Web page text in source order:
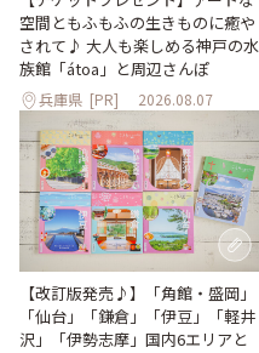
空間ともふもふの生きものに癒や
されて♪ 大人も楽しめる神戸の水
族館「átoa」と周辺さんぽ
兵庫県 [PR] 2026.08.07
【改訂版発売♪】「角館・盛岡」
「仙台」「鎌倉」「伊豆」「軽井
沢」「伊勢志摩」国内6エリアと